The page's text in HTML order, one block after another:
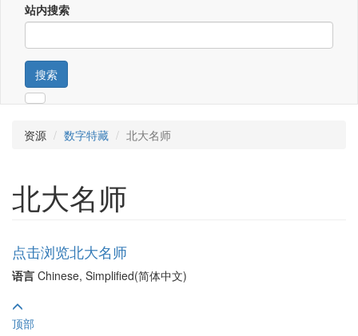
站内搜索
搜索
资源 数字特藏 北大名师
北大名师
点击浏览北大名师
语言 Chinese, Simplified(简体中文)
顶部